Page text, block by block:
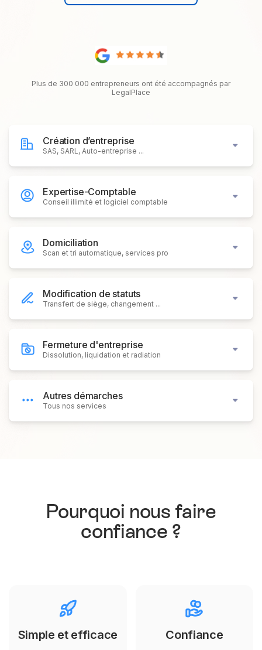
Plus de 300 000 entrepreneurs ont été accompagnés par
LegalPlace
Création d’entreprise
SAS, SARL, Auto-entreprise ...
Expertise-Comptable
Conseil illimité et logiciel comptable
Domiciliation
Scan et tri automatique, services pro
Modification de statuts
Transfert de siège, changement ...
Fermeture d'entreprise
Dissolution, liquidation et radiation
Autres démarches
Tous nos services
Pourquoi nous faire
confiance ?
Simple et efficace Confiance